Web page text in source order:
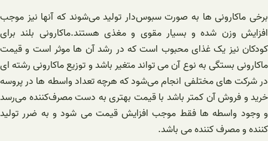
برخی ماکارونی ها به صورت سبوس‌دار تولید می‌شوند که آنها نیز موجب
افزایش وزن شده و بسیار مقوی و مغذی هستند.ماکارونی بلند برای
کودکان نیز یک غذای محبوب است که در رشد آن ها موثر است و قیمت
ماکارونی بستگی به نوع آن می تواند متغیر باشد و توزیع ماکارونی رشته ای
در شرکت های مختلفی انجام می‌شود که هرچه تعداد واسطه ها در پروسه
خرید و فروش آن کمتر باشد با قیمت بهتری به دست مصرف‌کننده می‌رسد
و وجود واسطه ها فقط موجب افزایش قیمت می شود و به ضرر تولید
کننده و مصرف کننده می باشد.